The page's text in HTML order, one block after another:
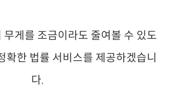
무게를 조금이라도 줄여볼 수 있도
확한 법률 서비스를 제공하겠습니
다.